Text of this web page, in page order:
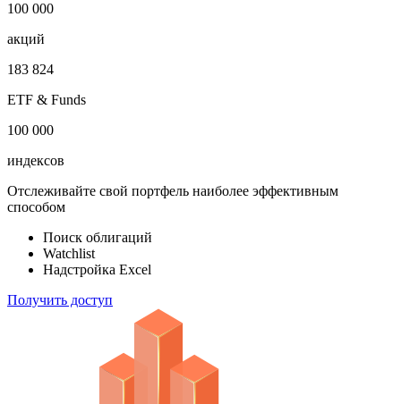
100 000
акций
183 824
ETF & Funds
100 000
индексов
Отслеживайте свой портфель наиболее эффективным
способом
Поиск облигаций
Watchlist
Надстройка Excel
Получить доступ